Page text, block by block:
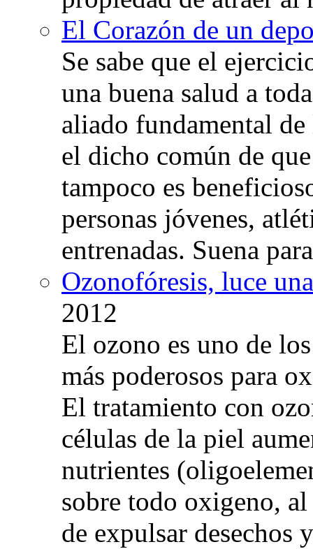
El Corazón de un
Se sabe que el
una buena salud a
aliado fundamental
el dicho común de
tampoco es
personas jóvenes,
entrenadas. Suena
Ozonofóresis, luce
2012
El ozono es uno de
más poderosos para
El tratamiento con
células de la piel
nutrientes
sobre todo oxigeno,
de expulsar